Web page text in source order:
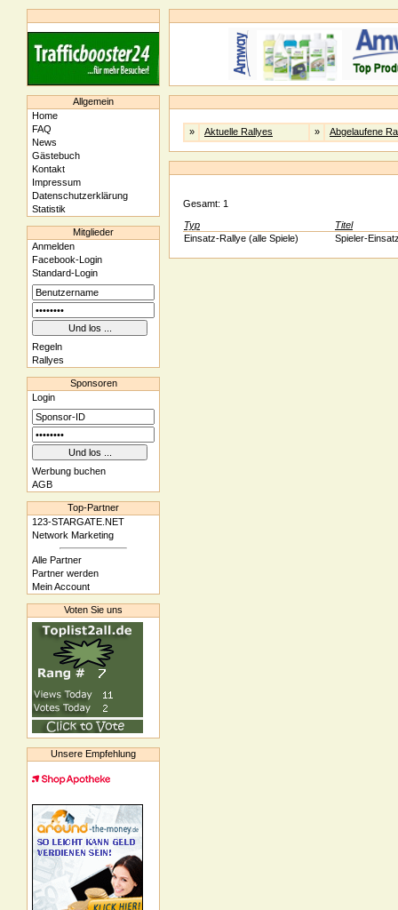
Allgemein
Home
FAQ
News
Gästebuch
Kontakt
Impressum
Datenschutzerklärung
Statistik
Mitglieder
Anmelden
Facebook-Login
Standard-Login
Regeln
Rallyes
Sponsoren
Login
Werbung buchen
AGB
Top-Partner
123-STARGATE.NET
Network Marketing
Alle Partner
Partner werden
Mein Account
Voten Sie uns
Unsere Empfehlung
» Aktuelle Rallyes » Abgelaufene
Gesamt: 1
Typ
Titel
Einsatz-Rallye (alle Spiele)
Spieler-